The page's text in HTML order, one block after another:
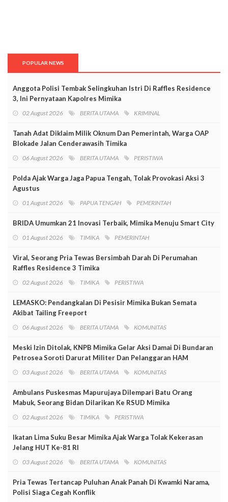
POPULAR NEWS
Anggota Polisi Tembak Selingkuhan Istri Di Raffles Residence
3, Ini Pernyataan Kapolres Mimika
02 August 2026 BERITA UTAMA KRIMINAL
Tanah Adat Diklaim Milik Oknum Dan Pemerintah, Warga OAP
Blokade Jalan Cenderawasih Timika
06 August 2026 BERITA UTAMA PERISTIWA
Polda Ajak Warga Jaga Papua Tengah, Tolak Provokasi Aksi 3
Agustus
01 August 2026 PAPUA TENGAH PEMERINTAH
BRIDA Umumkan 21 Inovasi Terbaik, Mimika Menuju Smart City
01 August 2026 TIMIKA PEMERINTAH
Viral, Seorang Pria Tewas Bersimbah Darah Di Perumahan
Raffles Residence 3 Timika
02 August 2026 TIMIKA PERISTIWA
LEMASKO: Pendangkalan Di Pesisir Mimika Bukan Semata
Akibat Tailing Freeport
06 August 2026 BERITA UTAMA KOMUNITAS
Meski Izin Ditolak, KNPB Mimika Gelar Aksi Damai Di Bundaran
Petrosea Soroti Darurat Militer Dan Pelanggaran HAM
03 August 2026 BERITA UTAMA KOMUNITAS
Ambulans Puskesmas Mapurujaya Dilempari Batu Orang
Mabuk, Seorang Bidan Dilarikan Ke RSUD Mimika
02 August 2026 TIMIKA PERISTIWA
Ikatan Lima Suku Besar Mimika Ajak Warga Tolak Kekerasan
Jelang HUT Ke-81 RI
03 August 2026 BERITA UTAMA KOMUNITAS
Pria Tewas Tertancap Puluhan Anak Panah Di Kwamki Narama,
Polisi Siaga Cegah Konflik